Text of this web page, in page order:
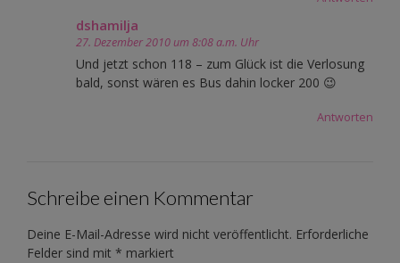
dshamilja
27. Dezember 2010 um 8:08 a.m. Uhr
Und jetzt schon 118 – zum Glück ist die Verlosung
bald, sonst wären es Bus dahin locker 200 😉
Antworten
Schreibe einen Kommentar
Deine E-Mail-Adresse wird nicht veröffentlicht. Erforderliche
Felder sind mit * markiert